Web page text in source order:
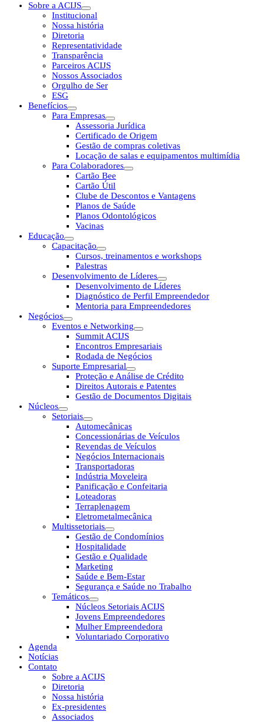
Sobre a ACIJS
Institucional
Nossa história
Diretoria
Representatividade
Transparência
Parceiros ACIJS
Nossos Associados
Orgulho de Ser
ESG
Benefícios
Para Empresas
Assessoria Jurídica
Certificado de Origem
Gestão de compras coletivas
Locação de salas e equipamentos multimídia
Para Colaboradores
Cartão Bee
Cartão Útil
Clube de Descontos e Vantagens
Planos de Saúde
Planos Odontológicos
Vacinas
Educação
Capacitação
Cursos, treinamentos e workshops
Palestras
Desenvolvimento de Líderes
Desenvolvimento de Líderes
Diagnóstico de Perfil Empreendedor
Mentoria para Empreendedores
Negócios
Eventos e Networking
Summit ACIJS
Encontros Empresariais
Rodada de Negócios
Suporte Empresarial
Proteção e Análise de Crédito
Direitos Autorais e Patentes
Gestão de Documentos Digitais
Núcleos
Setoriais
Automecânicas
Concessionárias de Veículos
Revendas de Veículos
Negócios Internacionais
Transportadoras
Indústria Moveleira
Panificação e Confeitaria
Loteadoras
Terraplenagem
Eletrometalmecânica
Multissetoriais
Gestão de Condomínios
Hospitalidade
Gestão e Qualidade
Marketing
Saúde e Bem-Estar
Segurança e Saúde no Trabalho
Temáticos
Núcleos Setoriais ACIJS
Jovens Empreendedores
Mulher Empreendedora
Voluntariado Corporativo
Agenda
Notícias
Contato
Sobre a ACIJS
Diretoria
Nossa história
Ex-presidentes
Associados